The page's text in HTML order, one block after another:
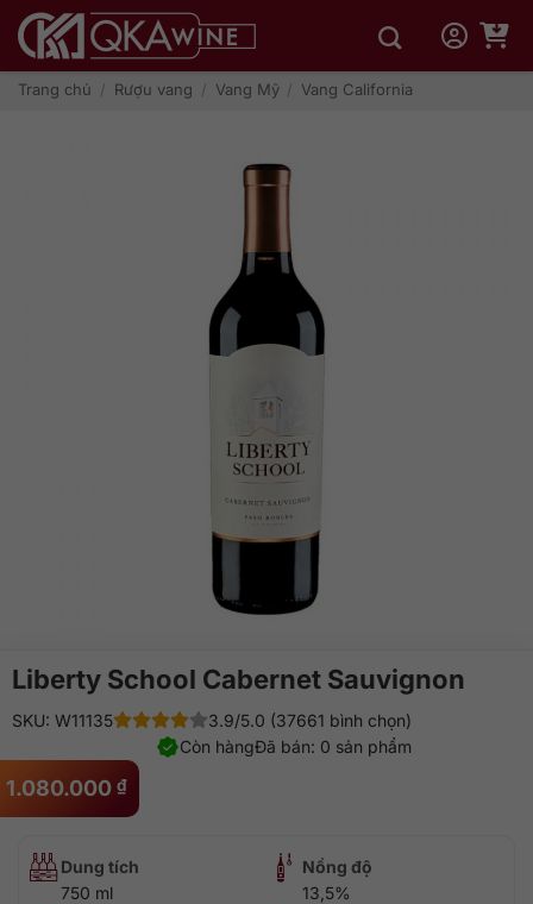
qua
dungTrang chủ / Rượu vang / Vang Mỹ / Vang California
Liberty School Cabernet Sauvignon
1.080.000 ₫
SKU: W11135
3.9/5.0 (37661 bình chọn)
Đã bán: 0 sản phẩm
Còn hàng
Dung tích
750 ml
Nồng độ
13,5%